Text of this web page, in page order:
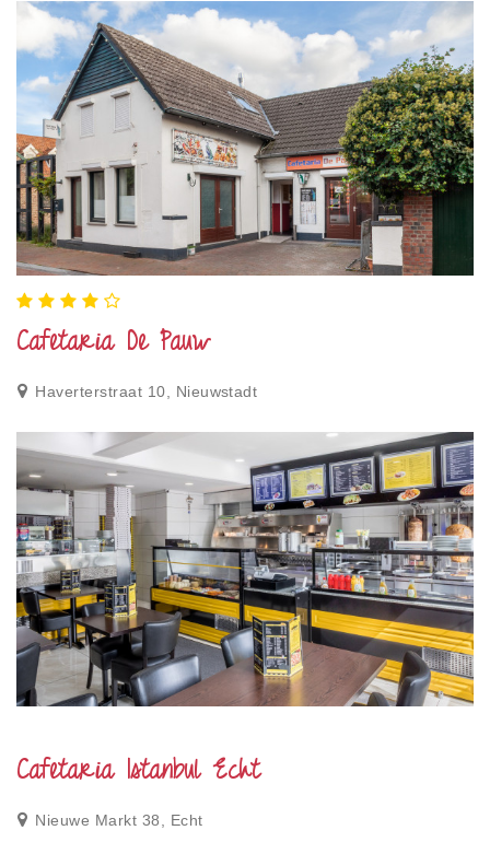
Cafetaria De Pauw
Haverterstraat 10, Nieuwstadt
Cafetaria Istanbul Echt
Nieuwe Markt 38, Echt